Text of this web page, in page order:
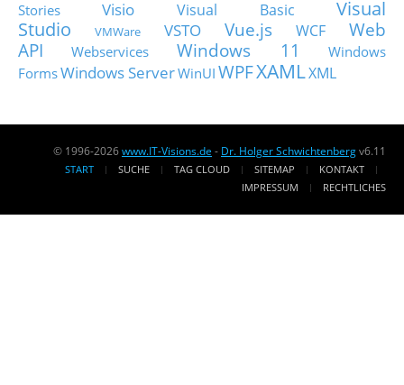
Stories
Visio Visual Basic
Visual
Studio
VMWare VSTO Vue.js WCF
Web
API
Webservices Windows 11
Windows
FormsWindows ServerWinUI WPFXAMLXML
© 1996-2026www.IT-Visions.de - Dr. Holger Schwichtenbergv6.11
START SUCHE TAG CLOUD SITEMAP
KONTAKT
IMPRESSUM
RECHTLICHES